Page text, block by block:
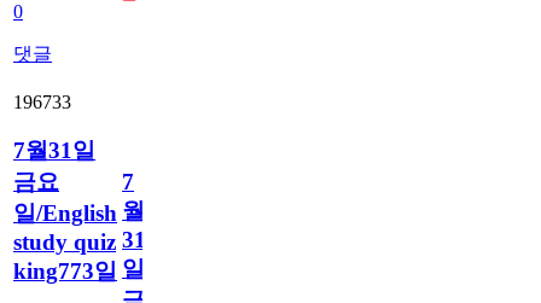
0
댓글
196733
7월31일
금요
일/English
study quiz
king773일
7
월
31
일